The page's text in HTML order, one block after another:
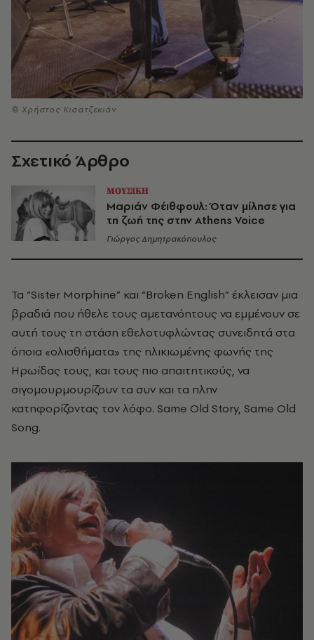
© Χρήστος Κισατζεκιάν
Σχετικό Άρθρο
ΜΟΥΣΙΚΗ
Μαριάν Φέιθφουλ: Όταν μίλησε για
τη ζωή της στην Athens Voice
Γιώργος Δημητρακόπουλος
Τα “Sister Morphine” και “Broken English” έκλεισαν μια
βραδιά που ήθελε τους αμετανόητους να εμμένουν σε
αυτή τους τη στάση εθελοτυφλώντας συνειδητά στα
όποια «ολισθήματα» της ηλικιωμένης φωνής της
Ηρωίδας τους, και τους πιο απαιτητικούς, να
σιγομουρμουρίζουν τα συν και τα πλην
κατηφορίζοντας τον λόφο. Same Old Story, Same Old
Song.